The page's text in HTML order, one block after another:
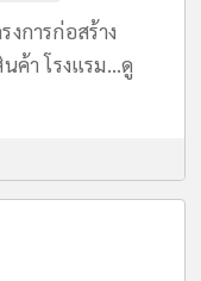
การก่อสร้าง
ค้า โรงแรม...ดู